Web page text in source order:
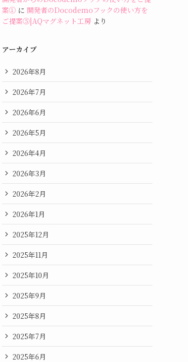
案① に 開発者のDocodemoフックの使い方を
ご提案⑤|AQマグネット工房 より
アーカイブ
2026年8月
2026年7月
2026年6月
2026年5月
2026年4月
2026年3月
2026年2月
2026年1月
2025年12月
2025年11月
2025年10月
2025年9月
2025年8月
2025年7月
2025年6月